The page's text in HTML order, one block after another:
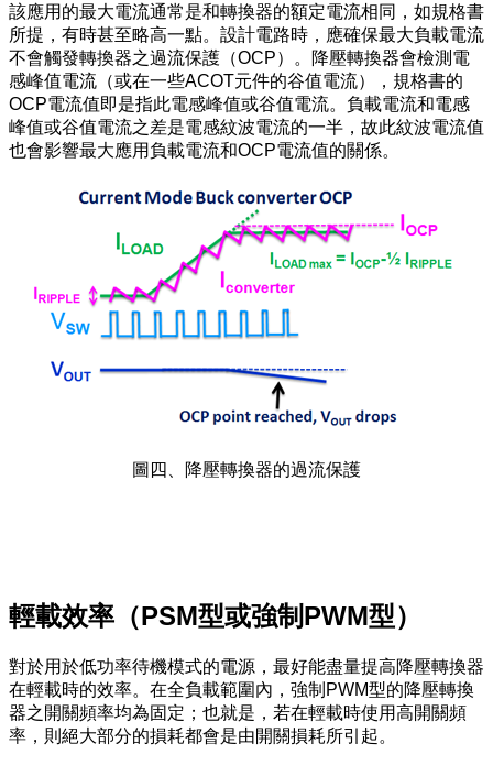
該應用的最大電流通常是和轉換器的額定電流相同，如規格書
所提，有時甚至略高一點。設計電路時，應確保最大負載電流
不會觸發轉換器之過流保護（OCP）。降壓轉換器會檢測電
感峰值電流（或在一些ACOT元件的谷值電流），規格書的
OCP電流值即是指此電感峰值或谷值電流。負載電流和電感
峰值或谷值電流之差是電感紋波電流的一半，故此紋波電流值
也會影響最大應用負載電流和OCP電流值的關係。
圖四、降壓轉換器的過流保護
輕載效率（PSM型或強制PWM型）
對於用於低功率待機模式的電源，最好能盡量提高降壓轉換器
在輕載時的效率。在全負載範圍內，強制PWM型的降壓轉換
器之開關頻率均為固定；也就是，若在輕載時使用高開關頻
率，則絕大部分的損耗都會是由開關損耗所引起。